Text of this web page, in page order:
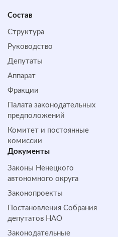
Состав
Структура
Руководство
Депутаты
Аппарат
Фракции
Палата законодательных
предположений
Комитет и постоянные
комиссии
Документы
Законы Ненецкого
автономного округа
Законопроекты
Постановления Собрания
депутатов НАО
Законодательные